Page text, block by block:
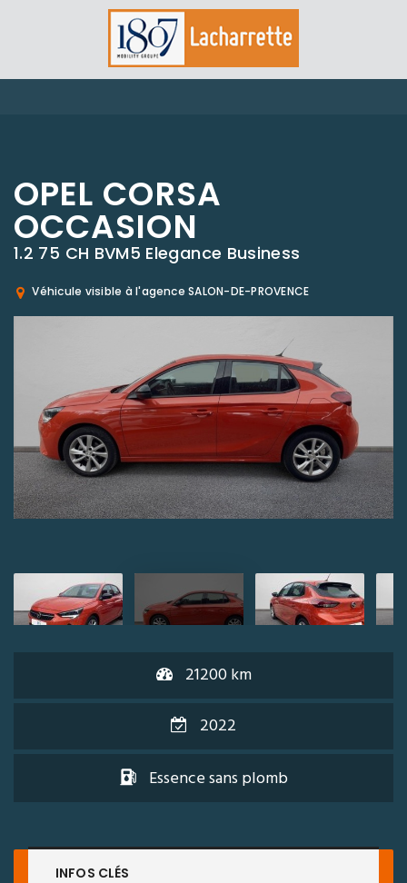
OPEL CORSA
OCCASION
1.2 75 CH BVM5 Elegance Business
Véhicule visible à l'agence SALON-DE-PROVENCE
21200 km
2022
Essence sans plomb
INFOS CLÉS